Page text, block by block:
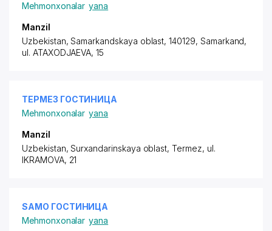
Mehmonxonalar yana
Manzil
Uzbekistan, Samarkandskaya oblast, 140129, Samarkand,
ul. ATAXODJAEVA, 15
ТЕРМЕЗ ГОСТИНИЦА
Mehmonxonalar yana
Manzil
Uzbekistan, Surxandarinskaya oblast, Termez, ul.
IKRAMOVA, 21
SAMO ГОСТИНИЦА
Mehmonxonalar yana